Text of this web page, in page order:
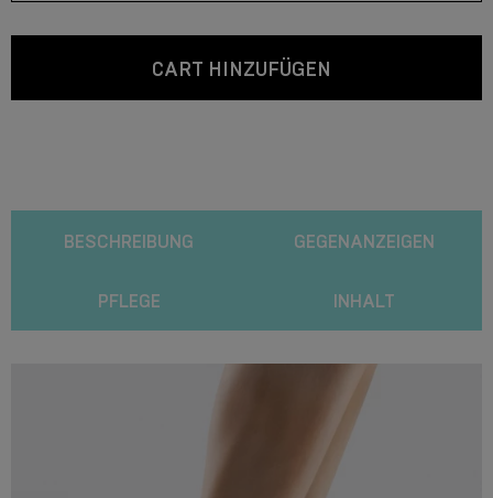
CART HINZUFÜGEN
BESCHREIBUNG GEGENANZEIGEN
PFLEGE INHALT